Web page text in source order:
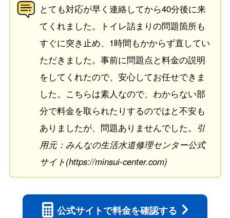
とても対応が早く連絡してから40分後に来
てくれました。トイレ詰まりの問題箇所も
すぐに突き止め、1時間もかからず直してい
ただきました。事前に問題点と料金の説明
をしてくれたので、安心してお任せできま
した。こちらは素人なので、わからない部
分で料金を取られたりするのではと不安も
ありましたが、問題ありませんでした。 引
用元：みんなの生活水道修理センター公式
サイト(https://minsui-center.com)
公式サイトで料金を確認する